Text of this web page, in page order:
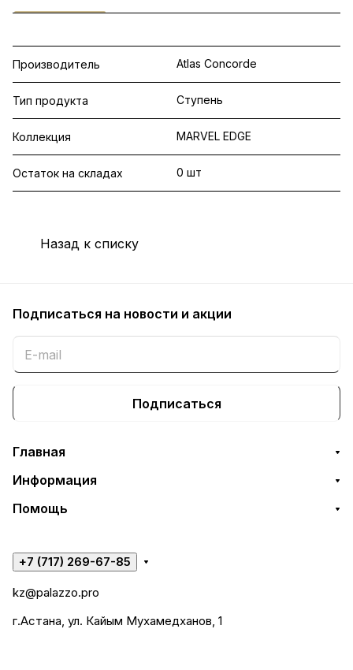
Производитель Atlas Concorde
Тип продукта Ступень
Коллекция MARVEL EDGE
Остаток на складах 0 шт
Назад к списку
Подписаться на новости и акции
Подписаться
Главная
Информация
Помощь
+7 (717) 269-67-85
kz@palazzo.pro
г.Астана, ул. Кайым Мухамедханов, 1